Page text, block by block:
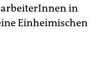
in
Einheimischen